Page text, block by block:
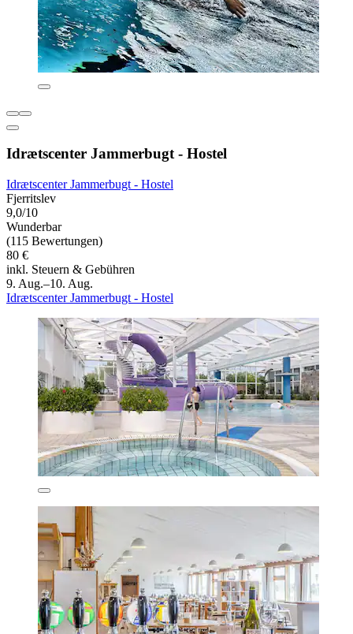
Idrætscenter Jammerbugt - Hostel
Idrætscenter Jammerbugt - Hostel
Fjerritslev
9,0/10
Wunderbar
(115 Bewertungen)
80 €
inkl. Steuern & Gebühren
9. Aug.–10. Aug.
Idrætscenter Jammerbugt - Hostel